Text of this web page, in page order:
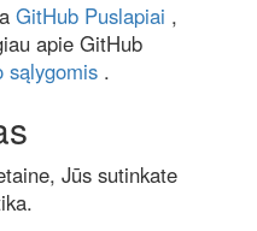
GitHub Puslapiai ,
apie GitHub
sąlygomis .
Jūs sutinkate